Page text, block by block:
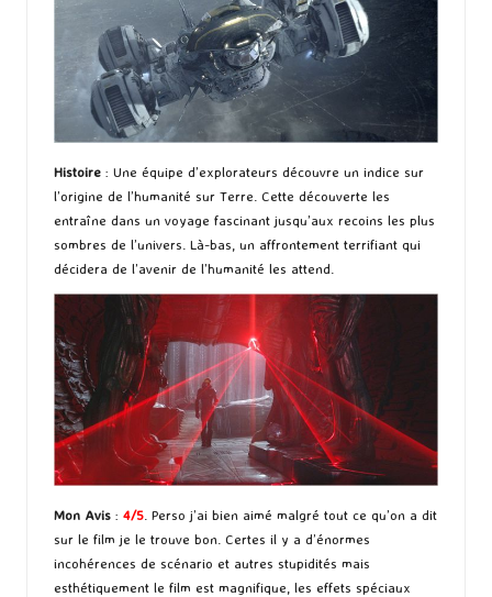
Histoire : Une équipe d’explorateurs découvre un indice sur
l’origine de l’humanité sur Terre. Cette découverte les
entraîne dans un voyage fascinant jusqu’aux recoins les plus
sombres de l’univers. Là-bas, un affrontement terrifiant qui
décidera de l’avenir de l’humanité les attend.
Mon Avis : 4/5 . Perso j’ai bien aimé malgré tout ce qu’on a dit
sur le film je le trouve bon. Certes il y a d’énormes
incohérences de scénario et autres stupidités mais
esthétiquement le film est magnifique, les effets spéciaux